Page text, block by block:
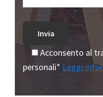
Acconsento al
personali* Leggi